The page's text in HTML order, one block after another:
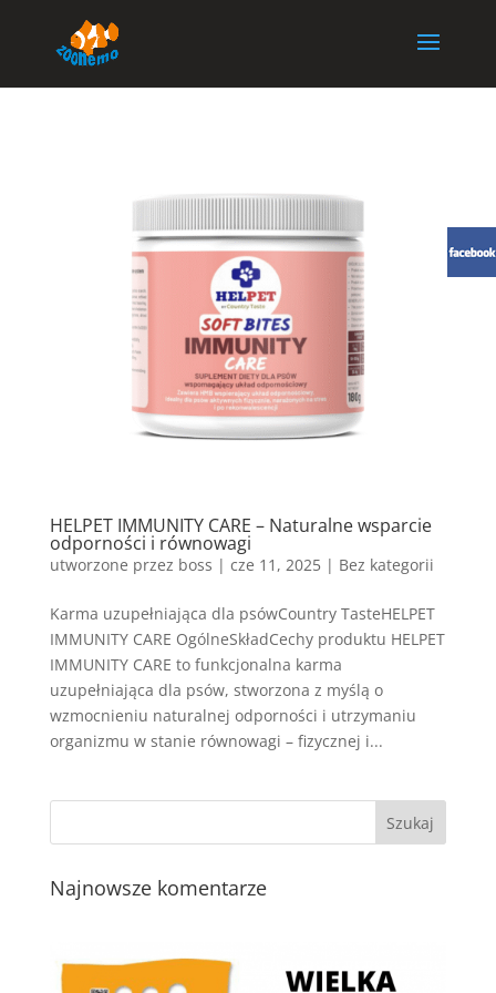
HELPET IMMUNITY CARE – Naturalne wsparcie
odporności i równowagi
utworzone przez boss | cze 11, 2025| Bez kategorii
Karma uzupełniająca dla psówCountry TasteHELPET
IMMUNITY CARE OgólneSkładCechy produktu HELPET
IMMUNITY CARE to funkcjonalna karma
uzupełniająca dla psów, stworzona z myślą o
wzmocnieniu naturalnej odporności i utrzymaniu
organizmu w stanie równowagi – fizycznej i...
Najnowsze komentarze